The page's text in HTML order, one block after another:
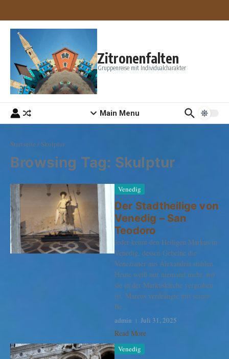
Zitronenfalten
Gruppenreise mit Individualcharakter
Main Menu
Startseite / Skulptur
Browsing Tag: Skulptur
Venedig
Der Stadtheilige von
Venedig – San
Teodoro
Jeder kennt den Heiligen Markus in
Venedig, dessen Gebeine die
Venezianer aus Alexandria stahlen.
Heute weiß nur niemand mehr, wo
sie in der Markuskirche vergraben
ist. Marcus verdrängte mit seiner
Be...
admin Juli 31, 2025
Read More
Venedig